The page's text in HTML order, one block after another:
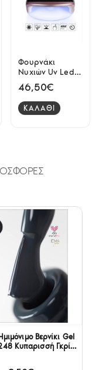
Φουρνάκι
Νυχιών Uv Led
SML S5 48watt
46,50€
ΚΑΛΑΘΙ
Βερνίκι Gel
Κυπαρισσή Γκρί